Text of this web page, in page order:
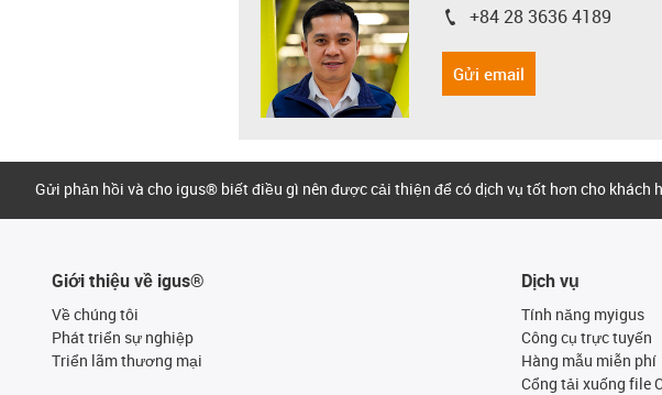
igus-icon-phone
+84 28 3636 4189
Gửi email
Gửi phản hồi và cho igus® biết điều gì nên được cải thiện để có dịch vụ tốt hơn cho khách
Giới thiệu về igus®
Về chúng tôi
Phát triển sự nghiệp
Triển lãm thương mại
Dịch vụ
Tính năng myigus
Công cụ trực tuyến
Hàng mẫu miễn phí
Cổng tải xuống file